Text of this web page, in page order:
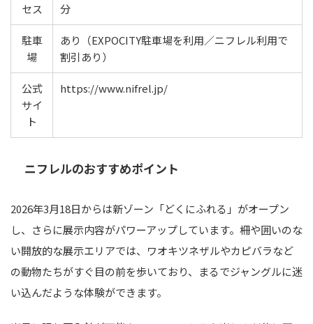
セス
分
駐車
場
あり（EXPOCITY駐車場を利用／ニフレル利用で
割引あり）
公式
サイ
ト
https://www.nifrel.jp/
ニフレルのおすすめポイント
2026年3月18日からは新ゾーン「どくにふれる」がオープン
し、さらに展示内容がパワーアップしています。柵や囲いのな
い開放的な展示エリアでは、ワオキツネザルやカピバラなど
の動物たちがすぐ目の前を歩いており、まるでジャングルに迷
い込んだような体験ができます。